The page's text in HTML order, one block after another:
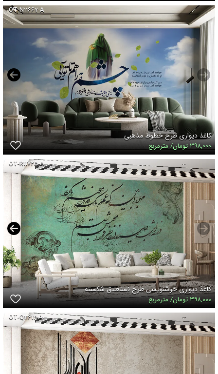
OT-N۱۱۶۶۷-A
کاغذ دیواری طرح خطوط مذهبی
۳۹۸,۰۰۰ تومان/ مترمربع
OT-R۱۱۷۲۵-A
کاغذ دیواری خوشنویسی طرح نستعلیق شکسته
۳۹۸,۰۰۰ تومان/ مترمربع
OT-Q۱۱۶۱۲-A